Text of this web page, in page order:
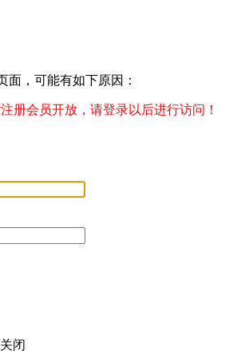
面，可能有如下原因：
册会员开放，请登录以后进行访问！
关闭